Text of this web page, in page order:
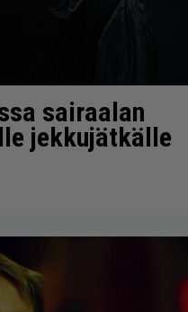
sairaalan
jekkujätkälle